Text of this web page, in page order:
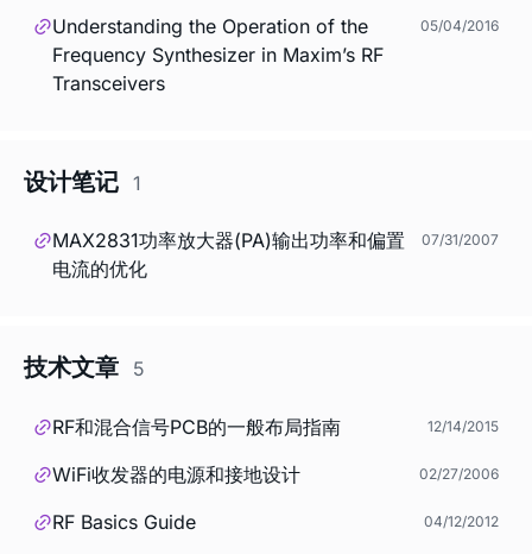
Understanding the Operation of the
Frequency Synthesizer in Maxim’s RF
Transceivers
05/04/2016
设计笔记 1
MAX2831功率放大器(PA)输出功率和偏置
电流的优化
07/31/2007
技术文章 5
RF和混合信号PCB的一般布局指南 12/14/2015
WiFi收发器的电源和接地设计 02/27/2006
RF Basics Guide 04/12/2012